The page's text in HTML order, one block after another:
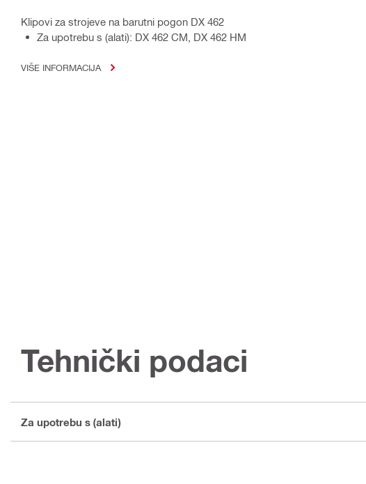
Klipovi za strojeve na barutni pogon DX 462
Za upotrebu s (alati): DX 462 CM, DX 462 HM
VIŠE INFORMACIJA
Tehnički podaci
Za upotrebu s (alati)